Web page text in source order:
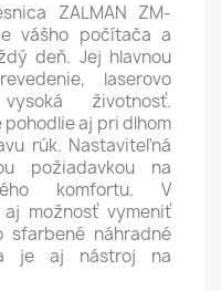
ZALMAN ZM-
vášho počítača a
deň. Jej hlavnou
laserovo
životnosť.
aj pri dlhom
rúk. Nastaviteľná
požiadavkou na
komfortu. V
možnosť vymeniť
sfarbené náhradné
je aj nástroj na